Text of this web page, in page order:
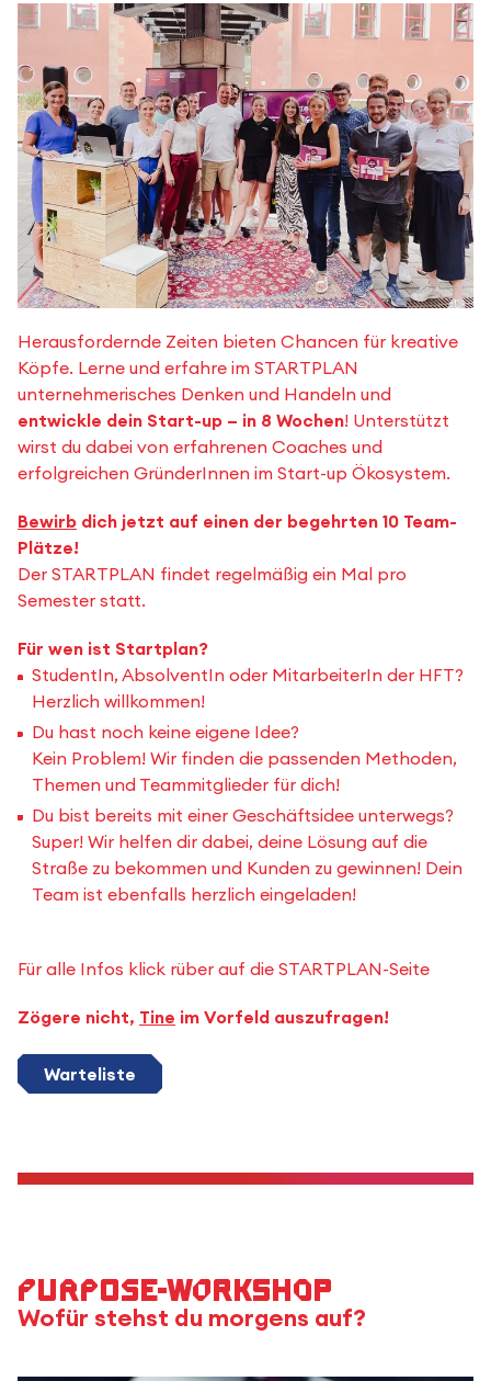
Herausfordernde Zeiten bieten Chancen für kreative
Köpfe. Lerne und erfahre im STARTPLAN
unternehmerisches Denken und Handeln und
entwickle dein Start-up – in 8 Wochen! Unterstützt
wirst du dabei von erfahrenen Coaches und
erfolgreichen Gründer­Innen im Start-up Ökosystem.
Bewirb dich jetzt auf einen der begehrten 10 Team-
Plätze!
Der STARTPLAN findet regelmäßig ein Mal pro
Semester statt.
Für wen ist Startplan?
StudentIn, AbsolventIn oder MitarbeiterIn der HFT?
Herzlich willkommen!
Du hast noch keine eigene Idee?
Kein Problem! Wir finden die passenden Methoden,
Themen und Teammitglieder für dich!
Du bist bereits mit einer Geschäftsidee unterwegs?
Super! Wir helfen dir dabei, deine Lösung auf die
Straße zu bekommen und Kunden zu gewinnen! Dein
Team ist ebenfalls herzlich eingeladen!
Für alle Infos klick rüber auf die STARTPLAN-Seite
Zögere nicht, Tine im Vorfeld auszufragen!
Warteliste
Purpose-Workshop
Wofür stehst du morgens auf?